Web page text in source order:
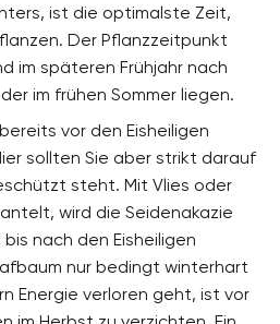
ist die optimalste Zeit,
Der Pflanzzeitpunkt
im späteren Frühjahr nach
im frühen Sommer liegen.
vor den Eisheiligen
sollten Sie aber strikt darauf
steht. Mit Vlies oder
wird die Seidenakazie
nach den Eisheiligen
nur bedingt winterhart
Energie verloren geht, ist vor